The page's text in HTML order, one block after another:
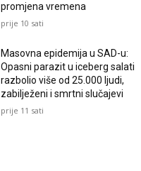
promjena vremena
prije 10 sati
Masovna epidemija u SAD-u:
Opasni parazit u iceberg salati
razbolio više od 25.000 ljudi,
zabilježeni i smrtni slučajevi
prije 11 sati